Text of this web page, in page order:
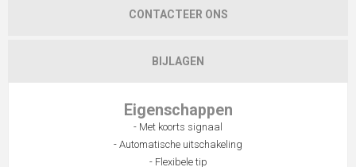
CONTACTEER ONS
BIJLAGEN
Eigenschappen
- Met koorts signaal
- Automatische uitschakeling
- Flexibele tip